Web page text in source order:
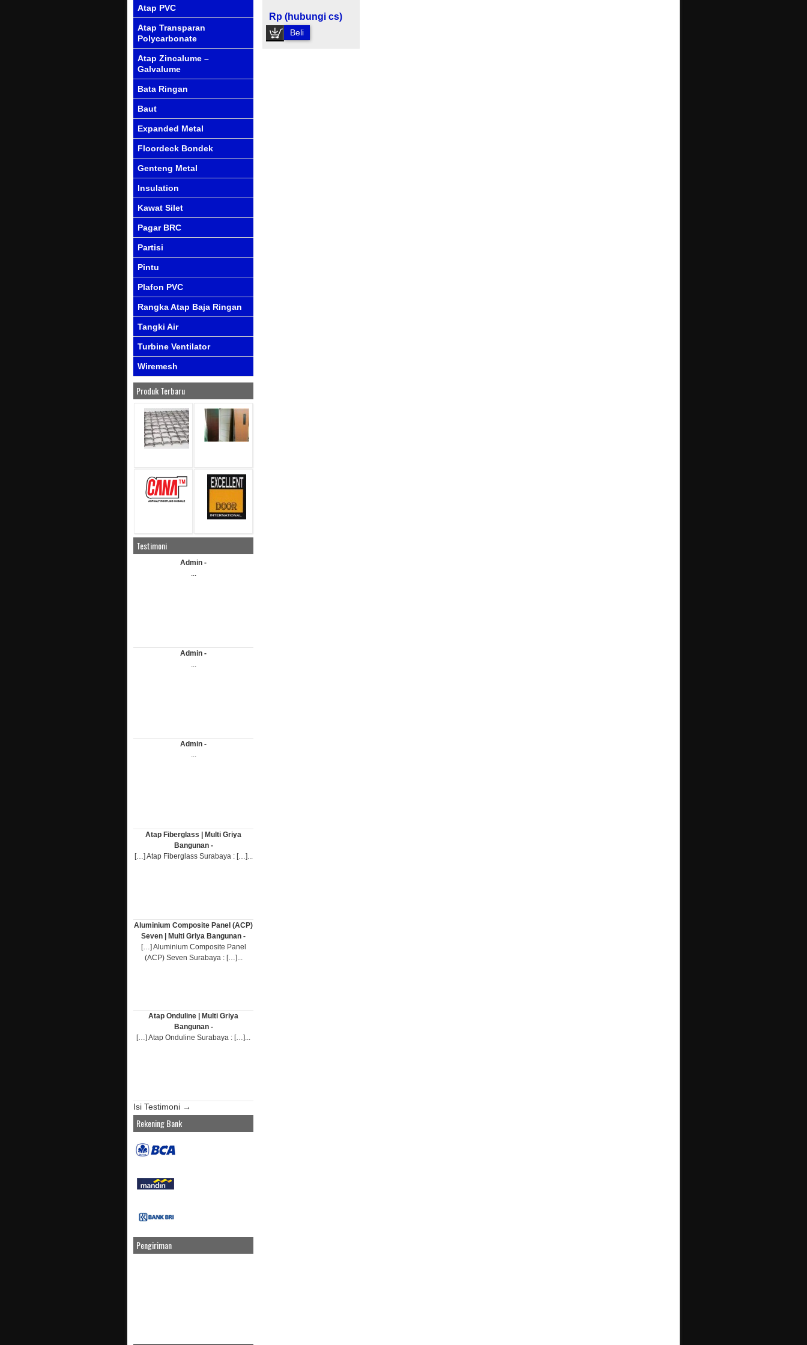
Rp (hubungi cs)
Beli
Atap PVC
Atap Transparan
Polycarbonate
Atap Zincalume –
Galvalume
Bata Ringan
Baut
Expanded Metal
Floordeck Bondek
Genteng Metal
Insulation
Kawat Silet
Pagar BRC
Partisi
Pintu
Plafon PVC
Rangka Atap Baja Ringan
Tangki Air
Turbine Ventilator
Wiremesh
Produk Terbaru
Testimoni
Admin -
...
Admin -
...
Admin -
...
Atap Fiberglass | Multi Griya
Bangunan -
[…] Atap Fiberglass Surabaya : […]...
Aluminium Composite Panel (ACP)
Seven | Multi Griya Bangunan -
[…] Aluminium Composite Panel
(ACP) Seven Surabaya : […]...
Atap Onduline | Multi Griya
Bangunan -
[…] Atap Onduline Surabaya : […]...
Isi Testimoni →
Rekening Bank
Pengiriman